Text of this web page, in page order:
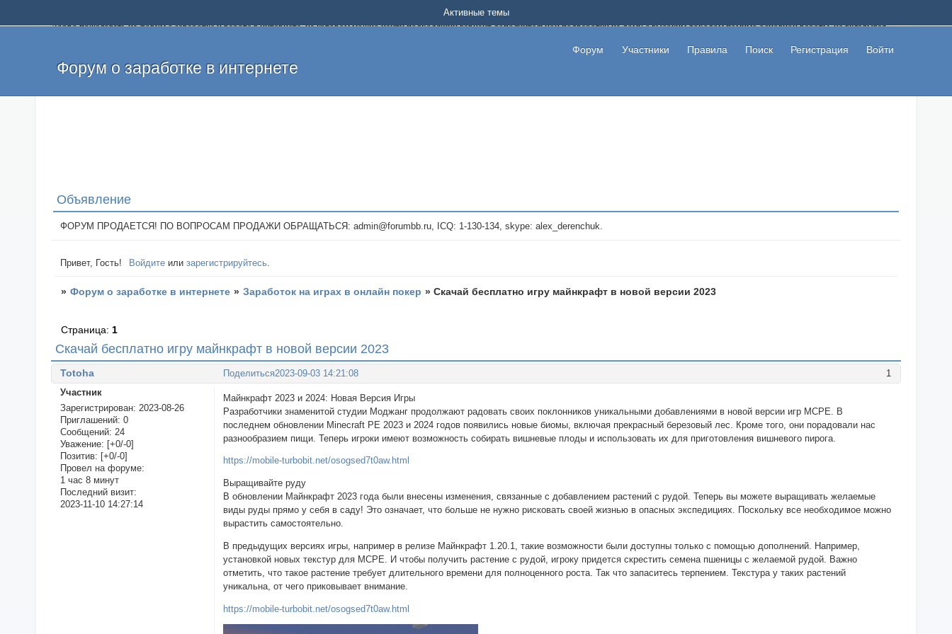
Добро пожаловать на форум о заработке и работе в интернете, на котором можно найти подходящий вариант дополнительной подработки на дому с высоким доходом помимо основной работы, не вкладывая
и оставлять свои отзывы. Если вы знаете, что определенный проект или сайт не платит, то указывайте в теме что это лохотрон, чтобы другие пользователи не попались на развод. Вы сможете начать зарабатывать
легкие деньги без вложений и регистрации уже сегодня. Создавайте новые темы, размещайте объявления со своими пригласительными ссылками и первая прибыль не заставит себя долго ждать.
Форум о заработке в интернете
Форум Участники Правила Поиск Регистрация Войти
Активные темы
Объявление
ФОРУМ ПРОДАЕТСЯ! ПО ВОПРОСАМ ПРОДАЖИ ОБРАЩАТЬСЯ: admin@forumbb.ru, ICQ: 1-130-134, skype: alex_derenchuk.
Привет, Гость! Войдите илизарегистрируйтесь.
» Форум о заработке в интернете » Заработок на играх в онлайн покер »Скачай бесплатно игру майнкрафт в новой версии 2023
Скачай бесплатно игру майнкрафт в новой версии 2023
Страница: 1
Поделиться 1
2023-09-03 14:21:08
Totoha
Участник
Зарегистрирован: 2023-08-26
Приглашений: 0
Сообщений: 24
Уважение: [+0/-0]
Позитив: [+0/-0]
Провел на форуме:
1 час 8 минут
Последний визит:
2023-11-10 14:27:14
Майнкрафт 2023 и 2024: Новая Версия Игры
Разработчики знаменитой студии Моджанг продолжают радовать своих поклонников уникальными добавлениями в новой версии игр MCPE. В
последнем обновлении Minecraft PE 2023 и 2024 годов появились новые биомы, включая прекрасный березовый лес. Кроме того, они порадовали нас
разнообразием пищи. Теперь игроки имеют возможность собирать вишневые плоды и использовать их для приготовления вишневого пирога.
https://mobile-turbobit.net/osogsed7t0aw.html
Выращивайте руду
В обновлении Майнкрафт 2023 года были внесены изменения, связанные с добавлением растений с рудой. Теперь вы можете выращивать желаемые
виды руды прямо у себя в саду! Это означает, что больше не нужно рисковать своей жизнью в опасных экспедициях. Поскольку все необходимое можно
вырастить самостоятельно.
В предыдущих версиях игры, например в релизе Майнкрафт 1.20.1, такие возможности были доступны только с помощью дополнений. Например,
установкой новых текстур для MCPE. И чтобы получить растение с рудой, игроку придется скрестить семена пшеницы с желаемой рудой. Важно
отметить, что такое растение требует длительного времени для полноценного роста. Так что запаситесь терпением. Текстура у таких растений
уникальна, от чего приковывает внимание.
https://mobile-turbobit.net/osogsed7t0aw.html